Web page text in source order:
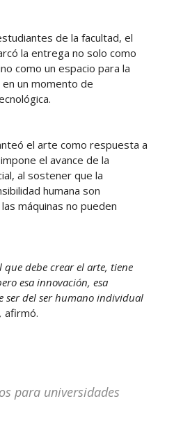
de la facultad, el
la entrega no solo como
como un espacio para la
un momento de
el arte como respuesta a
el avance de la
al sostener que la
humana son
máquinas no pueden
que debe crear el arte, tiene
esa innovación, esa
ser del ser humano individual
afirmó.
para universidades